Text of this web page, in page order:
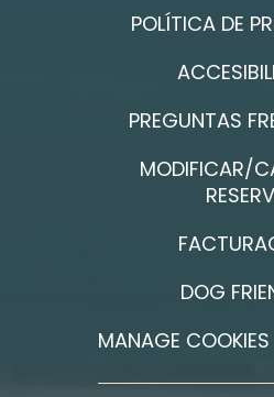
POLÍTICA DE
PREGUNTAS
MODIFICAR/
DOG
MANAGE COOKIES